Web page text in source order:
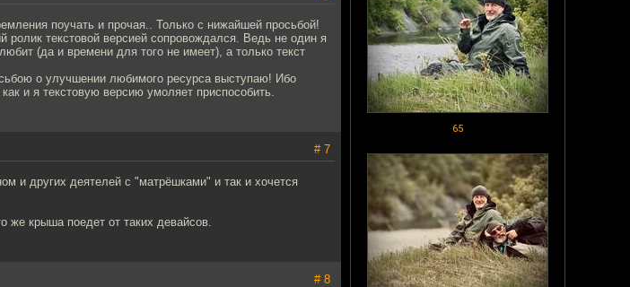
65
поучать и прочая.. Только с нижайшей просьбой!
ролик текстовой версией сопровождался. Ведь не один я
(да и времени для того не имеет), а только текст
о улучшении любимого ресурса выступаю! Ибо
и я текстовую версию умоляет приспособить.
# 7
и других деятелей с "матрёшками" и так и хочется
же крыша поедет от таких девайсов.
# 8